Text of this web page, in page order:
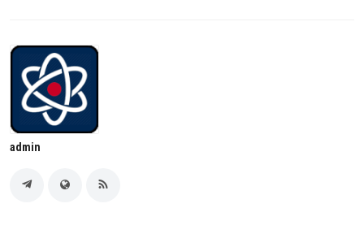
admin